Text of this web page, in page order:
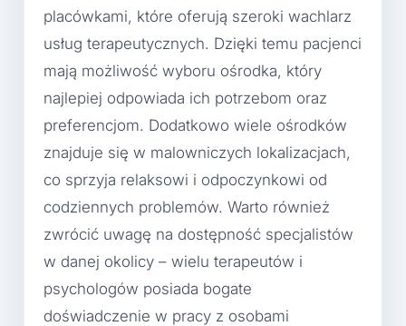
placówkami, które oferują szeroki wachlarz
usług terapeutycznych. Dzięki temu pacjenci
mają możliwość wyboru ośrodka, który
najlepiej odpowiada ich potrzebom oraz
preferencjom. Dodatkowo wiele ośrodków
znajduje się w malowniczych lokalizacjach,
co sprzyja relaksowi i odpoczynkowi od
codziennych problemów. Warto również
zwrócić uwagę na dostępność specjalistów
w danej okolicy – wielu terapeutów i
psychologów posiada bogate
doświadczenie w pracy z osobami